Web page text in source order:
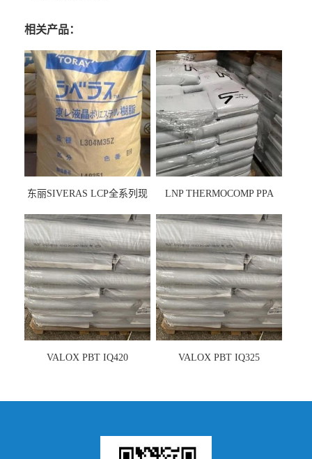
相关产品：
东丽SIVERAS LCP全系列现
LNP THERMOCOMP PPA
VALOX PBT IQ420 VALOX PBT IQ325